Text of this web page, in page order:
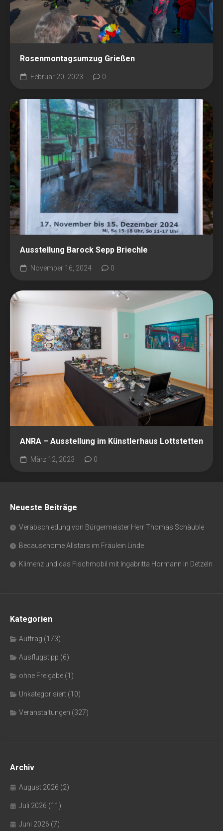
Rosenmontagsumzug Grießen
Februar 20, 2023 0
Ausstellung Barock Sepp Briechle
November 16, 2024 0
ANRA – Ausstellung im Künstlerhaus Lottstetten
März 12, 2023 0
Neueste Beiträge
Verabschiedung von Bürgermeister Herr Thomas Schäuble
Becausehome Allstars im Fräulein Linde
Klimenz und das Fischmobil mit Ingabritta Hormann in Detzeln
Kategorien
Auftrag (173)
Ausflugstipp (6)
ohne Freigabe (1)
Unkategorisiert (10)
Veranstaltungen (327)
Archiv
August 2026 (2)
Juli 2026 (11)
Juni 2026 (7)